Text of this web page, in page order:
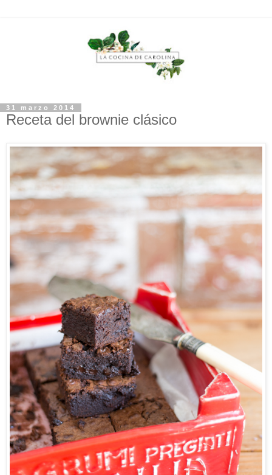
31 marzo 2014
Receta del brownie clásico